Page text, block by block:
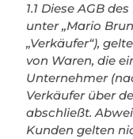
1.1 Diese AGB
unter „Mario
„Verkäufer“),
von Waren, die
Unternehmer
Verkäufer über
abschließt.
Kunden gelten